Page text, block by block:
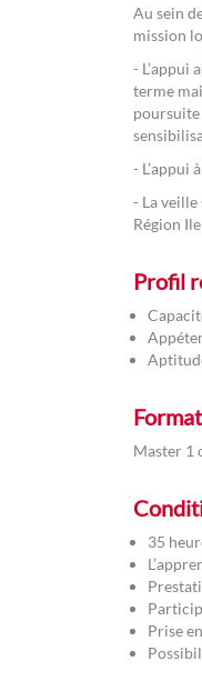
Au sein
mission
- L’appui
terme
poursuite
- L’appui
- La
Région
Profil
Master 1
35
Prise